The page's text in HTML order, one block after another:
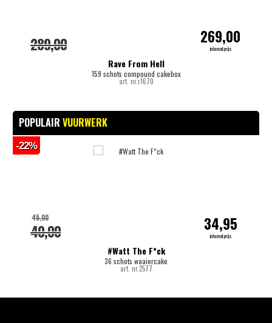
Rave From Hell
159 schots compound cakebox
art. nr.r1670
289,00 269,00
internetprijs
POPULAIR VUURWERK
#Watt The F*ck
36 schots waaiercake
art. nr.2577
40,00
45,00 34,95
internetprijs
-22%